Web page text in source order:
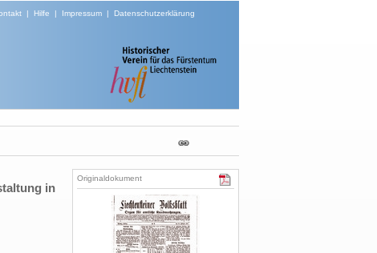
| Hilfe | Impressum| Datenschutzerklärung
in
Originaldokument